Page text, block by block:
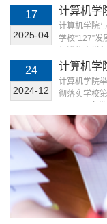
“三航”等国
合智能体系
塑造了“系统
撑。为破解
17
2025-04
计算机学
调研交流
计算机学院
学校“127”
点，4月14日
焦交叉科学
川、副院长
机学院院长
24
2024-12
计算机学
计算机学院
彻落实学校
室，召开
技术研究所
雷、中国航
究院西安分